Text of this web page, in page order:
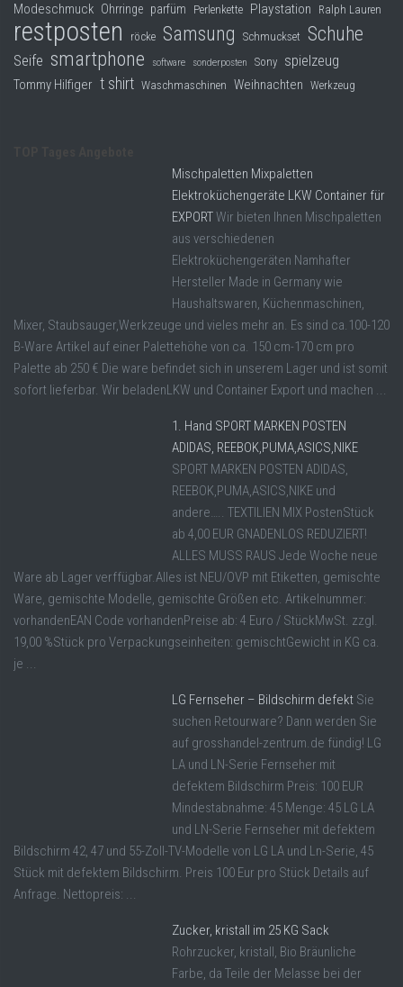
Modeschmuck Ohrringe parfüm Perlenkette Playstation Ralph Lauren
restposten röcke Samsung Schmuckset Schuhe
Seife smartphone software sonderposten Sony spielzeug
Tommy Hilfiger t shirt Waschmaschinen Weihnachten Werkzeug
Mischpaletten Mixpaletten
Elektroküchengeräte LKW Container für
EXPORTWir bieten Ihnen Mischpaletten
aus verschiedenen
Elektroküchengeräten Namhafter
Hersteller Made in Germany wie
Haushaltswaren, Küchenmaschinen,
Mixer, Staubsauger,Werkzeuge und vieles mehr an. Es sind ca.100-120
B-Ware Artikel auf einer Palettehöhe von ca. 150 cm-170 cm pro
Palette ab 250 € Die ware befindet sich in unserem Lager und ist somit
sofort lieferbar. Wir beladenLKW und Container Export und machen ...
1. Hand SPORT MARKEN POSTEN
ADIDAS, REEBOK,PUMA,ASICS,NIKE
SPORT MARKEN POSTEN ADIDAS,
REEBOK,PUMA,ASICS,NIKE und
andere….. TEXTILIEN MIX PostenStück
ab 4,00 EUR GNADENLOS REDUZIERT!
ALLES MUSS RAUS Jede Woche neue
Ware ab Lager verffügbar.Alles ist NEU/OVP mit Etiketten, gemischte
Ware, gemischte Modelle, gemischte Größen etc. Artikelnummer:
vorhandenEAN Code vorhandenPreise ab: 4 Euro / StückMwSt. zzgl.
19,00 %Stück pro Verpackungseinheiten: gemischtGewicht in KG ca.
je ...
LG Fernseher – Bildschirm defekt Sie
suchen Retourware? Dann werden Sie
auf grosshandel-zentrum.de fündig! LG
LA und LN-Serie Fernseher mit
defektem Bildschirm Preis: 100 EUR
Mindestabnahme: 45 Menge: 45 LG LA
und LN-Serie Fernseher mit defektem
Bildschirm 42, 47 und 55-Zoll-TV-Modelle von LG LA und Ln-Serie, 45
Stück mit defektem Bildschirm. Preis 100 Eur pro Stück Details auf
Anfrage. Nettopreis: ...
Zucker, kristall im 25 KG Sack
Rohrzucker, kristall, Bio Bräunliche
Farbe, da Teile der Melasse bei der